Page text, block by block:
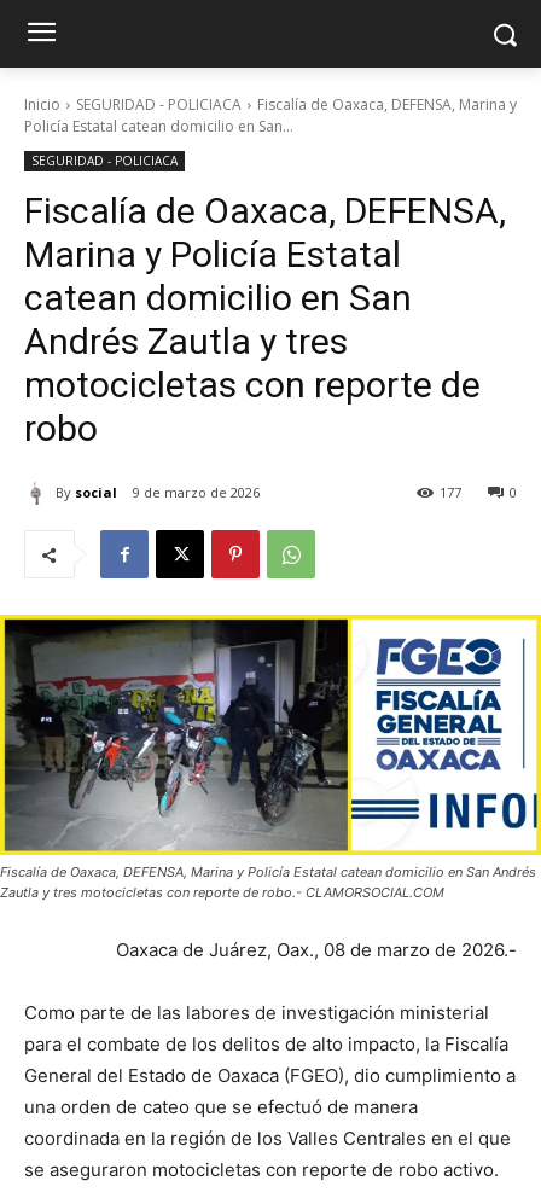
Inicio SEGURIDAD - POLICIACA
Fiscalía de Oaxaca, DEFENSA, Marina y
Policía Estatal catean domicilio en San...
SEGURIDAD - POLICIACA
Fiscalía de Oaxaca, DEFENSA,
Marina y Policía Estatal
catean domicilio en San
Andrés Zautla y tres
motocicletas con reporte de
robo
By social 9 de marzo de 2026 0
177
Fiscalía de Oaxaca, DEFENSA, Marina y Policía Estatal catean domicilio en San Andrés
Zautla y tres motocicletas con reporte de robo.- CLAMORSOCIAL.COM
Oaxaca de Juárez, Oax., 08 de marzo de 2026.-
Como parte de las labores de investigación ministerial
para el combate de los delitos de alto impacto, la Fiscalía
General del Estado de Oaxaca (FGEO), dio cumplimiento a
una orden de cateo que se efectuó de manera
coordinada en la región de los Valles Centrales en el que
se aseguraron motocicletas con reporte de robo activo.